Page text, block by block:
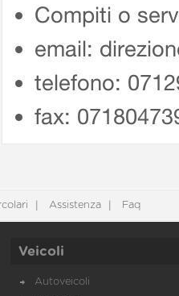
Compiti o
email:
telefono:
fax:
Assistenza Faq
Veicoli
Autoveicoli